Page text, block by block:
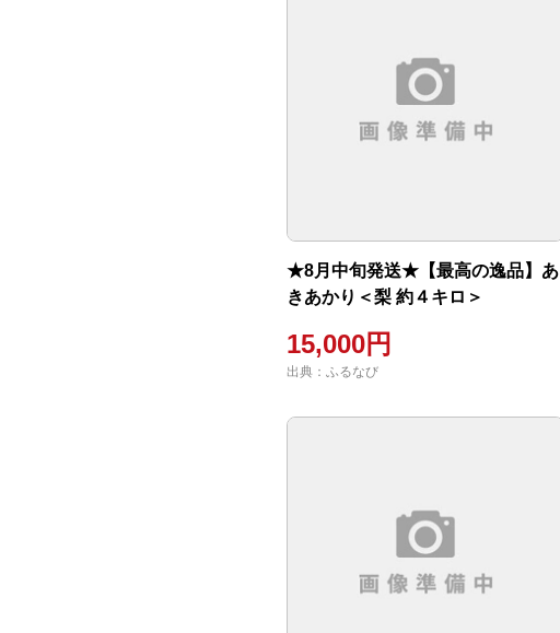
★8月中旬発送★【最高の逸品】あ
きあかり＜梨 約４キロ＞
15,000円
出典：ふるなび